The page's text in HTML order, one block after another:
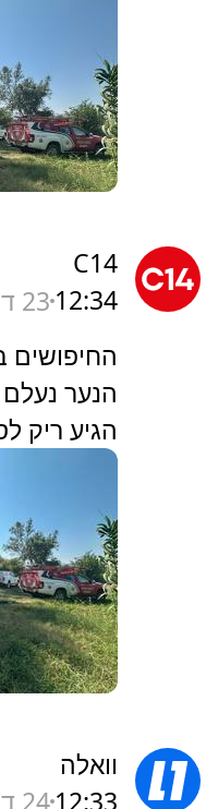
C14
12:34 23 דקות
החיפושים
הנער
הגיע ריק
וואלה
12:3324 דקות